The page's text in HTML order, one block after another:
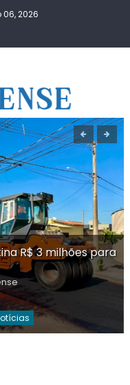
2026
R$ 3 milhões para